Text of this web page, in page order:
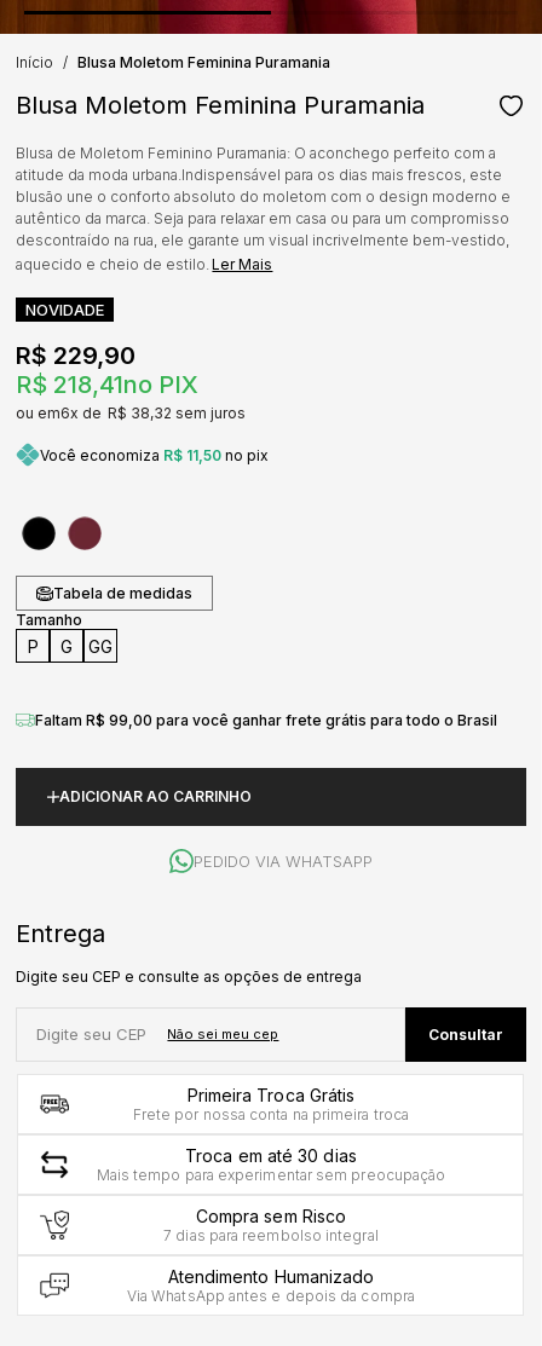
Início Blusa Moletom Feminina Puramania
Blusa Moletom Feminina Puramania
Blusa de Moletom Feminino Puramania: O aconchego perfeito com a
atitude da moda urbana.Indispensável para os dias mais frescos, este
blusão une o conforto absoluto do moletom com o design moderno e
autêntico da marca. Seja para relaxar em casa ou para um compromisso
descontraído na rua, ele garante um visual incrivelmente bem-vestido,
aquecido e cheio de estilo.Ler Mais
NOVIDADE
R$ 218,41no PIX
R$ 229,90
6x R$ 38,32sem juros
Você economiza R$ 11,50 no pix
Tabela de medidas
Tamanho
P G GG
ADICIONAR AO CARRINHO
Faltam R$ 99,00 para você ganhar frete grátis para todo o Brasil
PEDIDO VIA WHATSAPP
Primeira Troca Grátis
Frete por nossa conta na primeira troca
Troca em até 30 dias
Mais tempo para experimentar sem preocupação
Compra sem Risco
7 dias para reembolso integral
Atendimento Humanizado
Via WhatsApp antes e depois da compra